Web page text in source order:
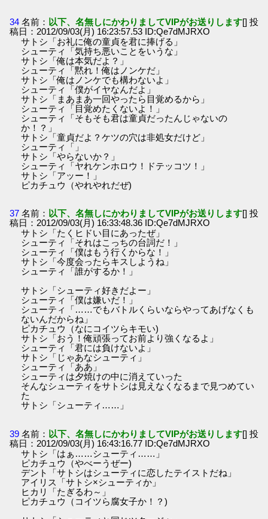
34 名前： 以下、名無しにかわりましてVIPがお送りします[] 投
稿日：2012/09/03(月) 16:23:57.53 ID:Qe7dMJRXO
サトシ「お礼に俺の童貞を君に捧げる」
シューティ「気持ち悪いことをいうな」
サトシ「俺は本気だよ？」
シューティ「黙れ！俺はノンケだ」
サトシ「俺はノンケでも構わないよ」
シューティ「僕がイヤなんだよ」
サトシ「まあまあ一回やったら目覚めるから」
シューティ「目覚めたくないよ！」
シューティ「そもそも君は童貞だったんじゃないの
か！？」
サトシ「童貞だよ？ケツの穴は非処女だけど」
シューティ「」
サトシ「やらないか？」
シューティ「ヤれケンホロウ！ドテッコツ！」
サトシ「アッー！」
ピカチュウ（やれやれだぜ)
37 名前： 以下、名無しにかわりましてVIPがお送りします[] 投
稿日：2012/09/03(月) 16:33:48.36 ID:Qe7dMJRXO
サトシ「たくヒドい目にあったぜ」
シューティ「それはこっちの台詞だ！」
シューティ「僕はもう行くからな！」
サトシ「今度会ったらキスしようね」
シューティ「誰がするか！」
サトシ「シューティ好きだよー」
シューティ「僕は嫌いだ！」
シューティ「……でもバトルくらいならやってあげなくも
ないんだからね」
ピカチュウ（なにコイツらキモい)
サトシ「おう！俺頑張ってお前より強くなるよ」
シューティ「君には負けないよ」
サトシ「じゃあなシューティ」
シューティ「ああ」
シューティは夕焼けの中に消えていった
そんなシューティをサトシは見えなくなるまで見つめてい
た
サトシ「シューティ……」
39 名前： 以下、名無しにかわりましてVIPがお送りします[] 投
稿日：2012/09/03(月) 16:43:16.77 ID:Qe7dMJRXO
サトシ「はぁ……シューティ……」
ピカチュウ（やべーうぜー)
デント「サトシはシューティに恋したテイストだね」
アイリス「サトシ×シューティか」
ヒカリ「たぎるわ～」
ピカチュウ（コイツら腐女子か！？)